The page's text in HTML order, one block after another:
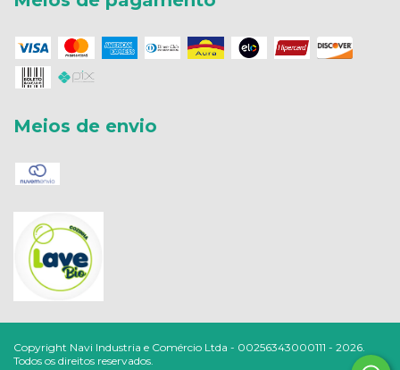
Meios de envio
Copyright Navi Industria e Comércio Ltda - 00256343000111 - 2026.
Todos os direitos reservados.